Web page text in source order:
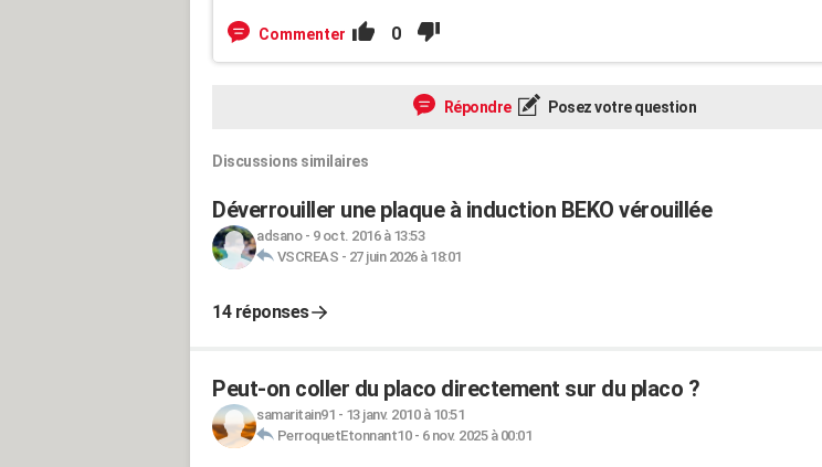
Commenter 0
Répondre Posez votre question
Discussions similaires
Déverrouiller une plaque à induction BEKO vérouillée
adsano- 9 oct. 2016 à 13:53
VSCREAS - 27 juin 2026 à 18:01
14 réponses
Peut-on coller du placo directement sur du placo ?
samaritain91 - 13 janv. 2010 à 10:51
PerroquetEtonnant10- 6 nov. 2025 à 00:01